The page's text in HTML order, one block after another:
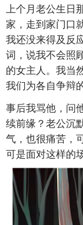
上个月老公生日
家，走到家门口
我还没来得及反
词，说我不会照
的女主人。我当
我们为各自争辩
事后我骂他，问
续前缘？老公沉
气，也很痛苦，
可是面对这样的